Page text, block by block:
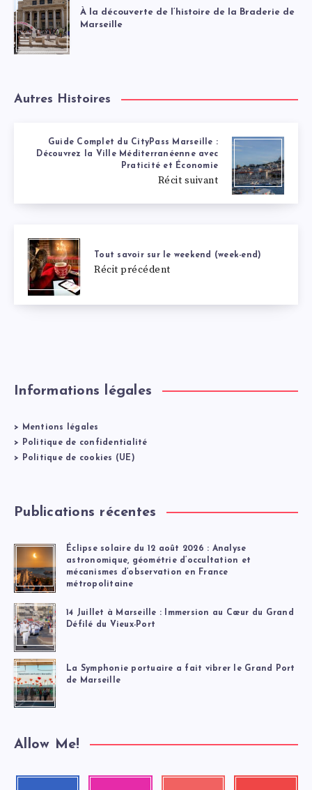
À la découverte de l’histoire de la Braderie de
Marseille
Autres Histoires
Guide Complet du CityPass Marseille :
Découvrez la Ville Méditerranéenne avec
Praticité et Économie
Récit suivant
Tout savoir sur le weekend (week-end)
Récit précédent
Informations légales
>
Mentions légales
>
Politique de confidentialité
>
Politique de cookies (UE)
Publications récentes
Éclipse solaire du 12 août 2026 : Analyse
astronomique, géométrie d’occultation et
mécanismes d’observation en France
métropolitaine
14 Juillet à Marseille : Immersion au Cœur du Grand
Défilé du Vieux-Port
La Symphonie portuaire a fait vibrer le Grand Port
de Marseille
Allow Me!